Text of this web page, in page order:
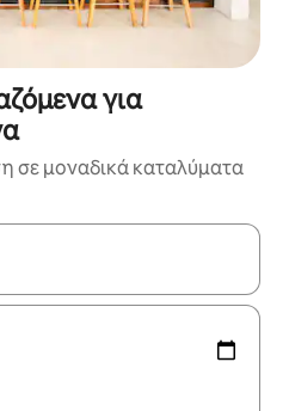
για
σε μοναδικά καταλύματα
διαθέσιμα, μπορείτε να